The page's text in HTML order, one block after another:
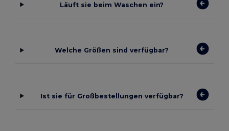
Läuft sie beim Waschen ein?
Welche Größen sind verfügbar?
Ist sie für Großbestellungen verfügbar?